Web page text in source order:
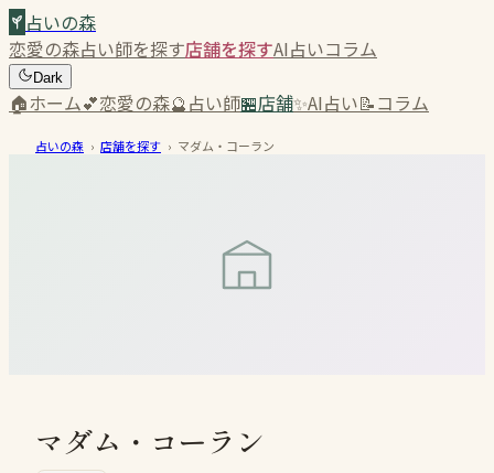
占いの森
恋愛の森占い師を探す店舗を探すAI占いコラム
Dark
🏠ホーム💕恋愛の森🔮占い師🏪店舗✨AI占い📝コラム
占いの森 › 店舗を探す › マダム・コーラン
マダム・コーラン